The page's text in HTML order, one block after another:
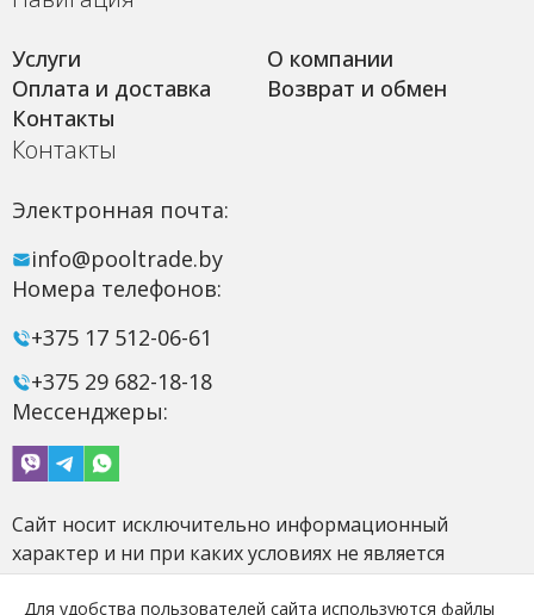
Услуги
О компании
Оплата и доставка
Возврат и обмен
Контакты
Контакты
Электронная почта:
info@pooltrade.by
Номера телефонов:
+375 17 512-06-61
+375 29 682-18-18
Мессенджеры:
Сайт носит исключительно информационный
характер и ни при каких условиях не является
публичной офертой.
Для удобства пользователей сайта используются файлы